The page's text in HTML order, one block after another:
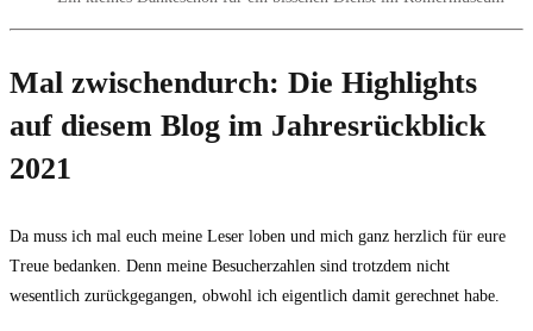
Mal zwischendurch: Die Highlights
auf diesem Blog im Jahresrückblick
2021
Da muss ich mal euch meine Leser loben und mich ganz herzlich für eure
Treue bedanken. Denn meine Besucherzahlen sind trotzdem nicht
wesentlich zurückgegangen, obwohl ich eigentlich damit gerechnet habe.